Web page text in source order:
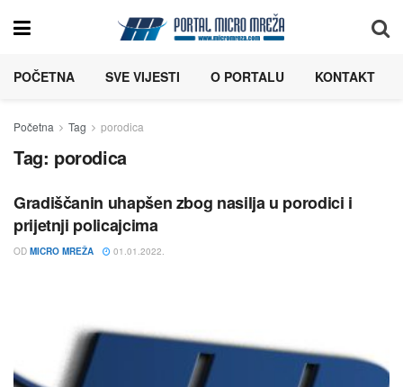
POČETNA SVE VIJESTI O PORTALU KONTAKT
Početna Tag porodica
Tag: porodica
Gradiščanin uhapšen zbog nasilja u porodici i
prijetnji policajcima
OD MICRO MREŽA 01.01.2022.